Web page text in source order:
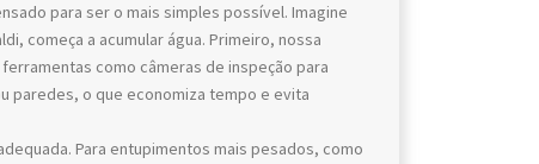
para ser o mais simples possível. Imagine
começa a acumular água. Primeiro, nossa
como câmeras de inspeção para
paredes, o que economiza tempo e evita
Para entupimentos mais pesados, como